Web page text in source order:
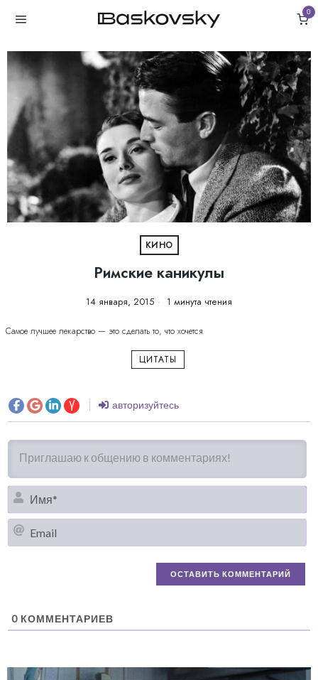
0
КИНО
Римские каникулы
14 января, 2015 1 минута чтения
Самое лучшее лекарство — это сделать то, что хочется.
ЦИТАТЫ
авторизуйтесь
0 КОММЕНТАРИЕВ